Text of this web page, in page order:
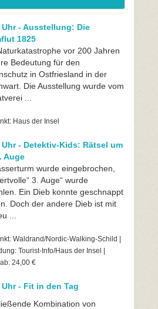
Uhr - Ausstellung: Die
1825
vor 200 Jahren
Bedeutung für den
in Ostfriesland in der
Die Ausstellung wurde vom
...
Haus der Insel
Uhr - Detektiv-Kids: Rätsel um
Auge
wurde eingebrochen,
3. Auge“ wurde
Ein Dieb konnte geschnappt
Doch der andere Dieb ist mit
...
Waldrand/Nordic-Walking-Schild |
Tourist-Info/Haus der Insel |
24,00 €
Uhr - Fit in den Tag
Kombination von